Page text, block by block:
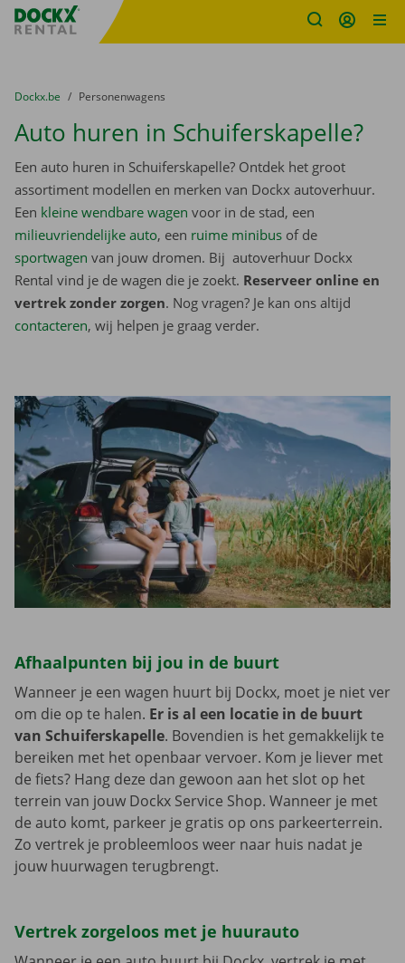
Fratello DEMO
U bevindt zich hier:
van
Dockx.be naar
Personenwagens
Auto huren in Schuiferskapelle?
Een auto huren in Schuiferskapelle? Ontdek het groot
assortiment modellen en merken van Dockx autoverhuur.
Een kleine wendbare wagen voor in de stad, een
milieuvriendelijke auto, een ruime minibus of de
sportwagen van jouw dromen. Bij autoverhuur Dockx
Rental vind je de wagen die je zoekt. Reserveer online en
vertrek zonder zorgen. Nog vragen? Je kan ons altijd
contacteren, wij helpen je graag verder.
Afhaalpunten bij jou in de buurt
Wanneer je een wagen huurt bij Dockx, moet je niet ver
om die op te halen. Er is al een locatie in de buurt
van Schuiferskapelle. Bovendien is het gemakkelijk te
bereiken met het openbaar vervoer. Kom je liever met
de fiets? Hang deze dan gewoon aan het slot op het
terrein van jouw Dockx Service Shop. Wanneer je met
de auto komt, parkeer je gratis op ons parkeerterrein.
Zo vertrek je probleemloos weer naar huis nadat je
jouw huurwagen terugbrengt.
Vertrek zorgeloos met je huurauto